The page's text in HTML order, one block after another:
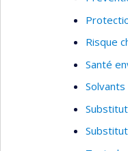
Risque
Santé